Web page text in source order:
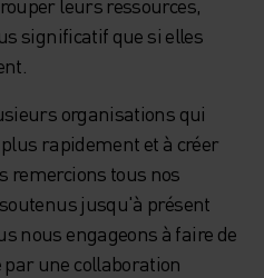
significatif que si elles
organisations qui
rapidement et à créer
remercions tous nos
jusqu'à présent
nous engageons à faire de
une collaboration